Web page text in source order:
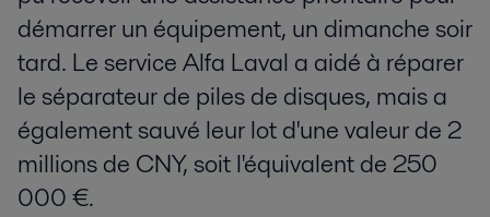
démarrer un équipement, un dimanche soir
tard. Le service Alfa Laval a aidé à réparer
le séparateur de piles de disques, mais a
également sauvé leur lot d'une valeur de 2
millions de CNY, soit l'équivalent de 250
000 €.